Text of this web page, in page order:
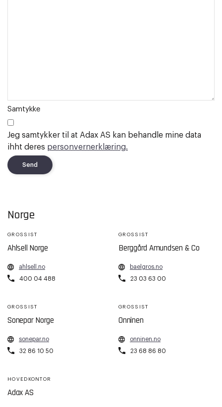
Samtykke
Jeg samtykker til at Adax AS kan behandle mine data
ihht deres personvernerklæring.
Send
Norge
GROSSIST
Ahlsell Norge
ahlsell.no
400 04 488
GROSSIST
Berggård Amundsen & Co
baelgros.no
23 03 63 00
GROSSIST
Sonepar Norge
sonepar.no
32 86 10 50
GROSSIST
Onninen
onninen.no
23 68 86 80
HOVEDKONTOR
Adax AS